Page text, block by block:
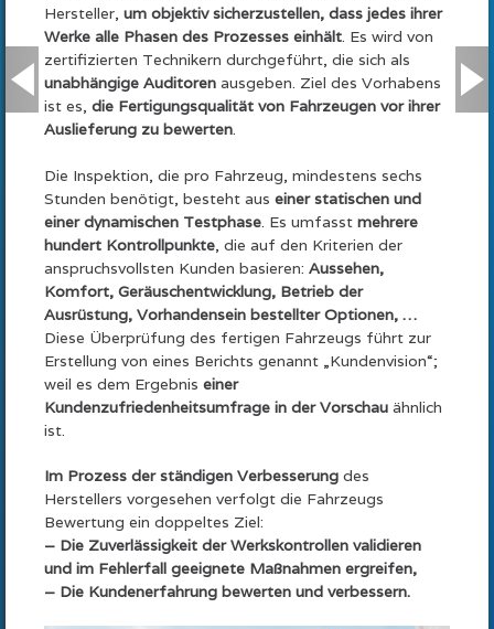
Hersteller, um objektiv sicherzustellen, dass jedes ihrer
Werke alle Phasen des Prozesses einhält. Es wird von
zertifizierten Technikern durchgeführt, die sich als
unabhängige Auditoren ausgeben. Ziel des Vorhabens
ist es, die Fertigungsqualität von Fahrzeugen vor ihrer
Auslieferung zu bewerten.
Die Inspektion, die pro Fahrzeug, mindestens sechs
Stunden benötigt, besteht aus einer statischen und
einer dynamischen Testphase. Es umfasst mehrere
hundert Kontrollpunkte, die auf den Kriterien der
anspruchsvollsten Kunden basieren: Aussehen,
Komfort, Geräuschentwicklung, Betrieb der
Ausrüstung, Vorhandensein bestellter Optionen, …
Diese Überprüfung des fertigen Fahrzeugs führt zur
Erstellung von eines Berichts genannt „Kundenvision“;
weil es dem Ergebnis einer
Kundenzufriedenheitsumfrage in der Vorschau ähnlich
ist.
Im Prozess der ständigen Verbesserung des
Herstellers vorgesehen verfolgt die Fahrzeugs
Bewertung ein doppeltes Ziel:
– Die Zuverlässigkeit der Werkskontrollen validieren
und im Fehlerfall geeignete Maßnahmen ergreifen,
– Die Kundenerfahrung bewerten und verbessern.